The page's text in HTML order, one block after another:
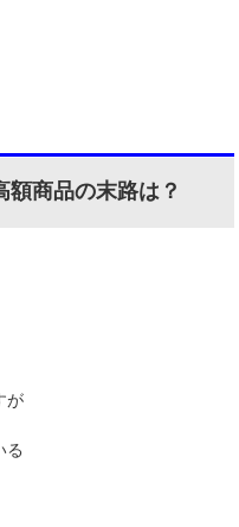
額商品の末路は？
が
る